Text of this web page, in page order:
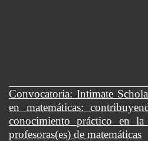
Convocatoria: Intimate
en matemáticas:
conocimiento práctico en
profesoras(es) de matemáticas